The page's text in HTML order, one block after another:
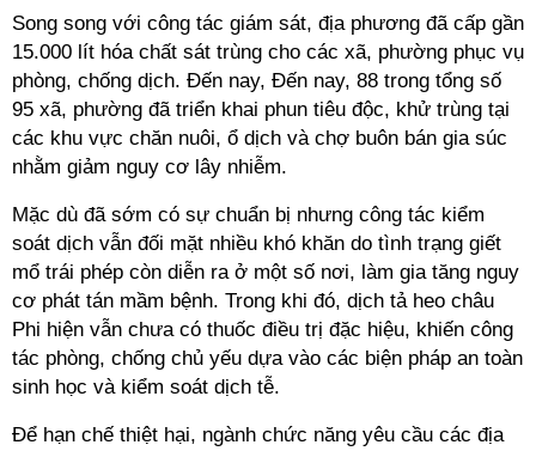
Song song với công tác giám sát, địa phương đã cấp gần
15.000 lít hóa chất sát trùng cho các xã, phường phục vụ
phòng, chống dịch. Đến nay, Đến nay, 88 trong tổng số
95 xã, phường đã triển khai phun tiêu độc, khử trùng tại
các khu vực chăn nuôi, ổ dịch và chợ buôn bán gia súc
nhằm giảm nguy cơ lây nhiễm.
Mặc dù đã sớm có sự chuẩn bị nhưng công tác kiểm
soát dịch vẫn đối mặt nhiều khó khăn do tình trạng giết
mổ trái phép còn diễn ra ở một số nơi, làm gia tăng nguy
cơ phát tán mầm bệnh. Trong khi đó, dịch tả heo châu
Phi hiện vẫn chưa có thuốc điều trị đặc hiệu, khiến công
tác phòng, chống chủ yếu dựa vào các biện pháp an toàn
sinh học và kiểm soát dịch tễ.
Để hạn chế thiệt hại, ngành chức năng yêu cầu các địa